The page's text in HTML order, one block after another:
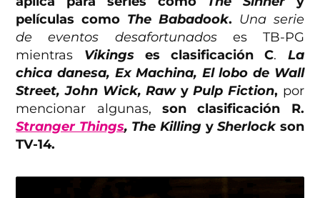
películas como The Babadook. Una serie
de eventos desafortunadoses TB-PG
mientras Vikingses clasificación C. La
chica danesa, Ex Machina, El lobo de Wall
Street, John Wick, RawyPulp Fiction, por
mencionar algunas, son clasificación R.
Stranger Things, The Killing ySherlockson
TV-14.